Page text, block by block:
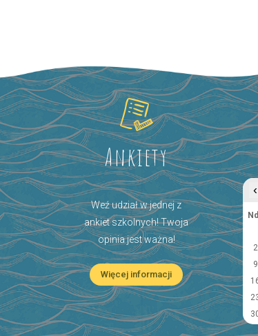
Ankiety
Weź udział w jednej z
ankiet szkolnych! Twoja
opinia jest ważna!
Więcej informacji
‹
2
9